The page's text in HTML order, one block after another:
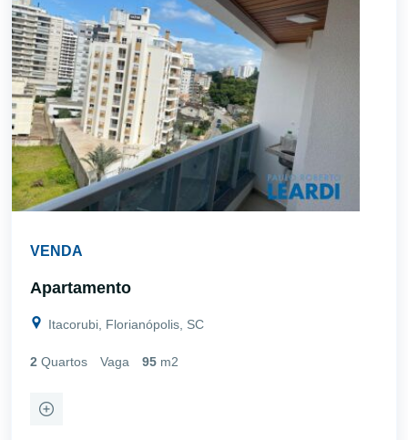
VENDA
Apartamento
Itacorubi, Florianópolis, SC
2 Quartos Vaga 95 m2